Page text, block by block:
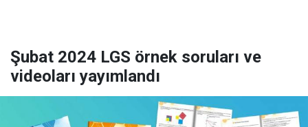
Şubat 2024 LGS örnek soruları ve
videoları yayımlandı